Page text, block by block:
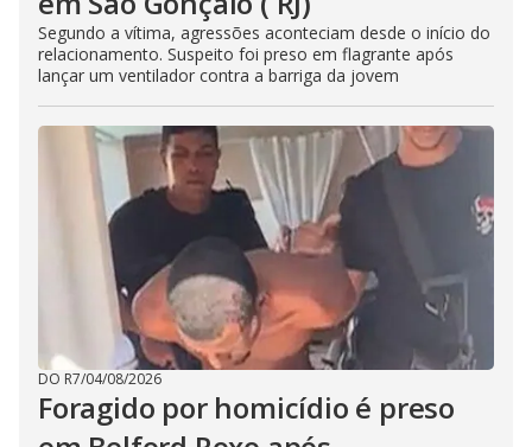
Segundo a vítima, agressões aconteciam desde o início do
relacionamento. Suspeito foi preso em flagrante após
lançar um ventilador contra a barriga da jovem
DO R7/04/08/2026
Foragido por homicídio é preso